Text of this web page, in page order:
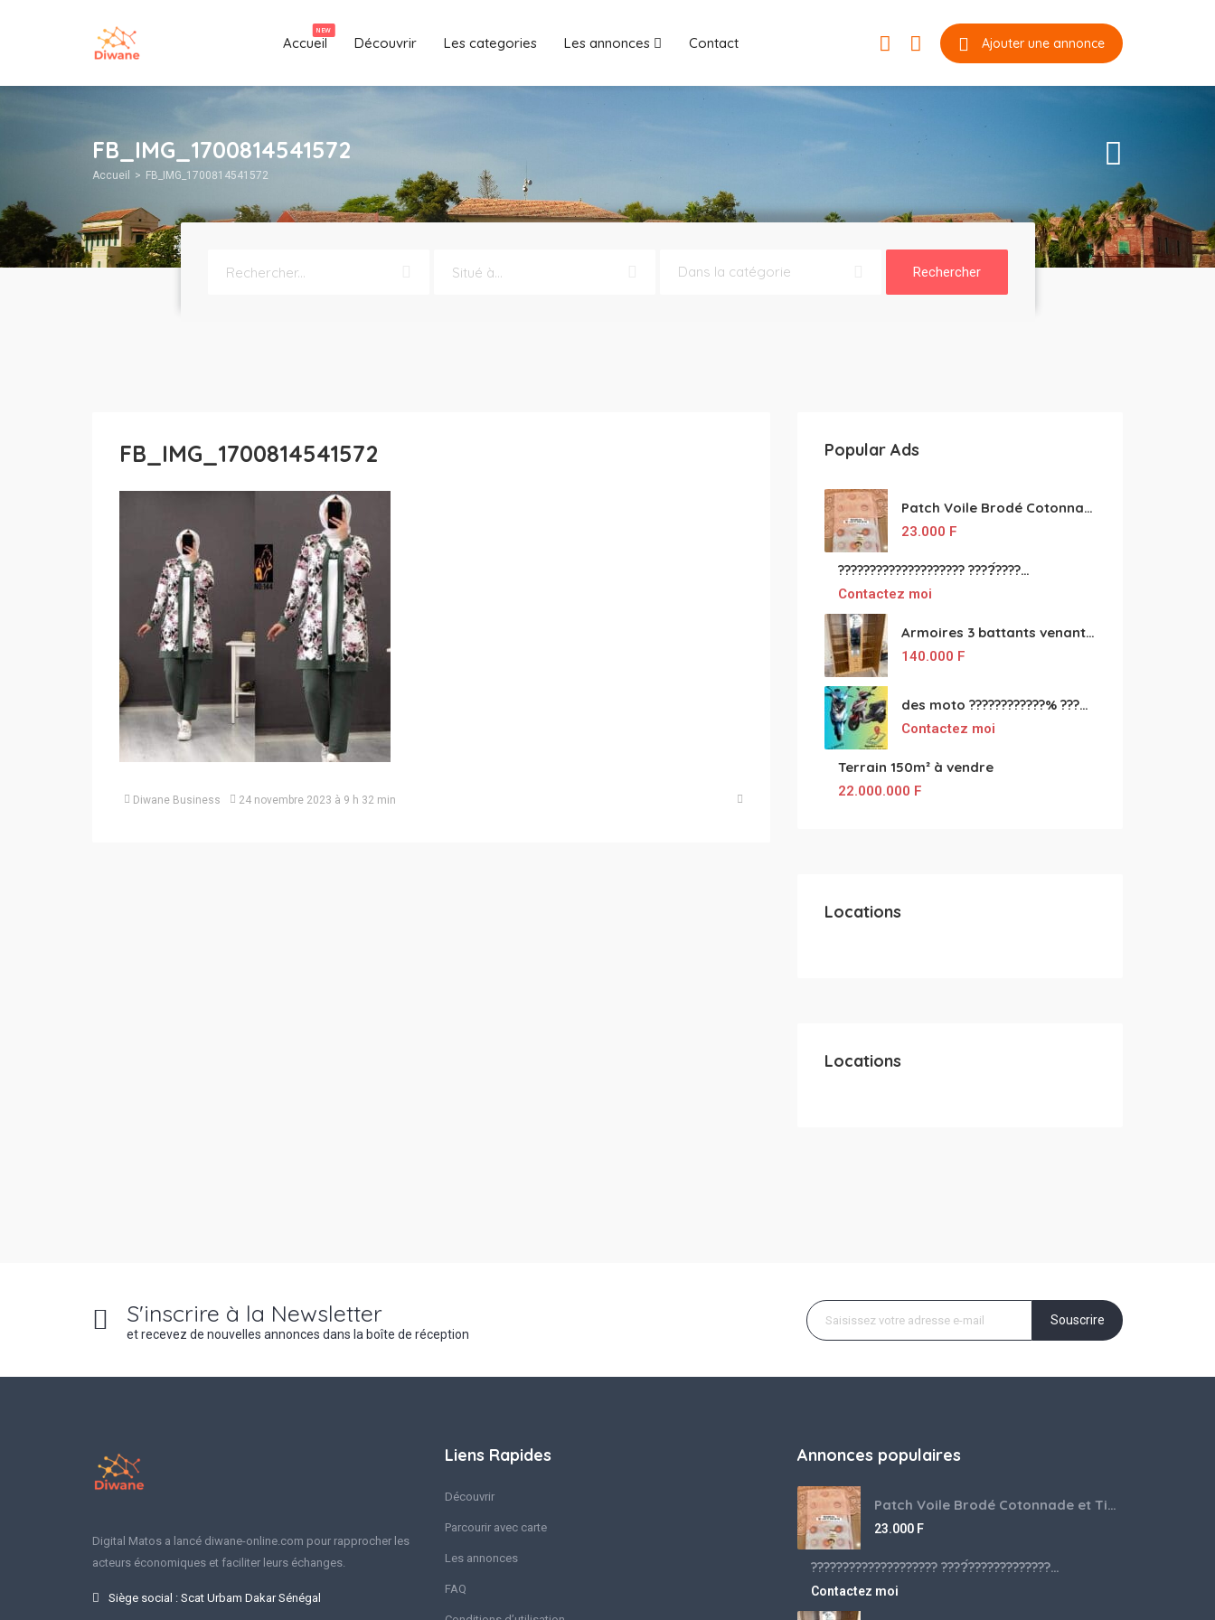
Accueil
NEW
Découvrir Les categories Les annonces Contact Ajouter une annonce
FB_IMG_1700814541572
Accueil FB_IMG_1700814541572
Rechercher
FB_IMG_1700814541572
Diwane Business 24 novembre 2023 à 9 h 32 min
Popular Ads
Patch Voile Brodé Cotonnade et Tinu Minu de l’Inde ???????? ????
23.000 F
???????????????????? ????́???????????????????????????????????????? à vendre
Contactez moi
Armoires 3 battants venant de Turquie disponibles
140.000 F
des moto ????????????% ????́???????????????????????????????????? à vendre
Contactez moi
Terrain 150m² à vendre
22.000.000 F
Locations
Locations
S'inscrire à la Newsletter
et recevez de nouvelles annonces dans la boîte de réception
Souscrire
Digital Matos a lancé diwane-online.com pour rapprocher les
acteurs économiques et faciliter leurs échanges.
Siège social : Scat Urbam Dakar Sénégal
Liens Rapides
Découvrir
Parcourir avec carte
Les annonces
FAQ
Annonces populaires
Patch Voile Brodé Cotonnade et Tinu Minu de l’Inde ???????? ????
23.000 F
???????????????????? ????́???????????????????????????????????????? à vendre
Contactez moi